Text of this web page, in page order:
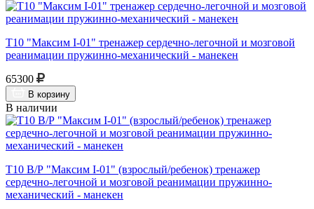
Т10 "Максим I-01" тренажер сердечно-легочной и мозговой
реанимации пружинно-механический - манекен
65300
В корзину
В наличии
Т10 В/Р "Максим I-01" (взрослый/ребенок) тренажер
сердечно-легочной и мозговой реанимации пружинно-
механический - манекен